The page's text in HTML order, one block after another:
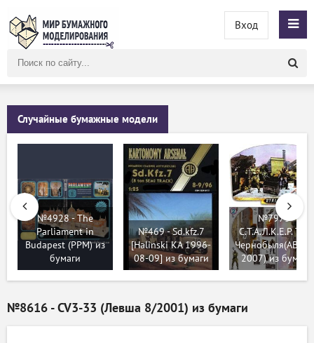
сайту
Вход
Случайные бумажные модели
№4928 - The
Parliament in
Budapest (PPM) из
бумаги
№469 - Sd.kfz.7
[Halinski KA 1996-
08-09] из бумаги
№7973 -
С.Т.А.Л.К.Е.Р.
Чернобыля(ABC
2007) из бумаги
№8616 - CV3-33 (Левша 8/2001) из бумаги